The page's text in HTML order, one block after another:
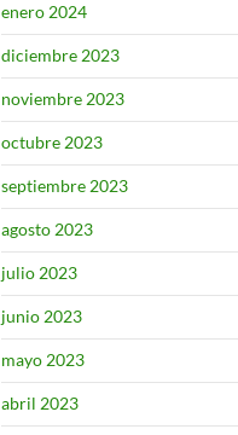
enero 2024
diciembre 2023
noviembre 2023
octubre 2023
septiembre 2023
agosto 2023
julio 2023
junio 2023
mayo 2023
abril 2023